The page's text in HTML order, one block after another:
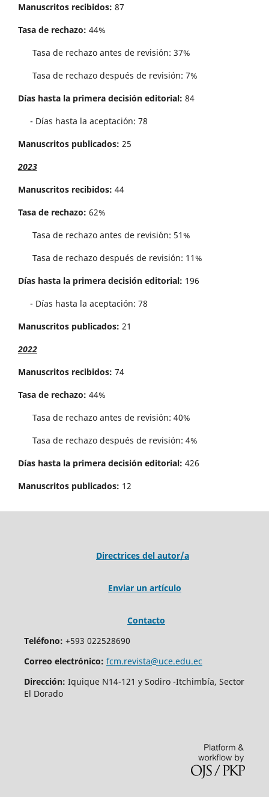
Manuscritos recibidos: 87
Tasa de rechazo: 44%
Tasa de rechazo antes de revisi´on: 37%
Tasa de rechazo después de revisión: 7%
Días hasta la primera decisión editorial: 84
- Días hasta la aceptación: 78
Manuscritos publicados: 25
2023
Manuscritos recibidos: 44
Tasa de rechazo: 62%
Tasa de rechazo antes de revisi´on: 51%
Tasa de rechazo después de revisión: 11%
Días hasta la primera decisión editorial: 196
- Días hasta la aceptación: 78
Manuscritos publicados: 21
2022
Manuscritos recibidos: 74
Tasa de rechazo: 44%
Tasa de rechazo antes de revisi´on: 40%
Tasa de rechazo después de revisión: 4%
Días hasta la primera decisión editorial: 426
Manuscritos publicados: 12
Directrices del autor/a
Enviar un artículo
Contacto
Teléfono: +593 022528690
Correo electrónico: fcm.revista@uce.edu.ec
Dirección: Iquique N14-121 y Sodiro -Itchimbía, Sector
El Dorado